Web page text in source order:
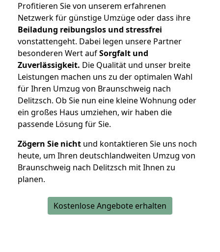
Profitieren Sie von unserem erfahrenen
Netzwerk für günstige Umzüge oder dass ihre
Beiladung reibungslos und stressfrei
vonstattengeht. Dabei legen unsere Partner
besonderen Wert aufSorgfalt und
Zuverlässigkeit. Die Qualität und unser breite
Leistungen machen uns zu der optimalen Wahl
für Ihren Umzug von Braunschweig nach
Delitzsch. Ob Sie nun eine kleine Wohnung oder
ein großes Haus umziehen, wir haben die
passende Lösung für Sie.
Zögern Sie nicht und kontaktieren Sie uns noch
heute, um Ihren deutschlandweiten Umzug von
Braunschweig nach Delitzsch mit Ihnen zu
planen.
Kostenlose Angebote erhalten